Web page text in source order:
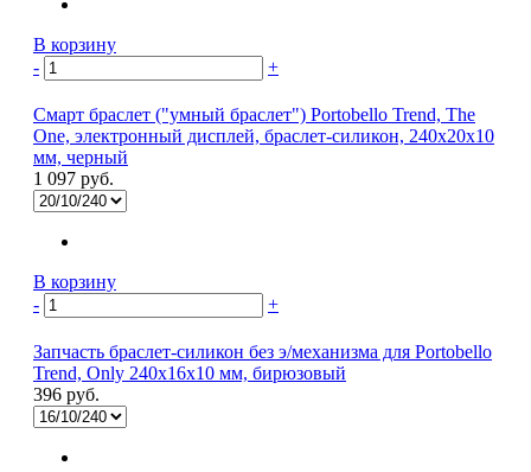
В корзину
-
+
Смарт браслет ("умный браслет") Portobello Trend, The
One, электронный дисплей, браслет-силикон, 240x20x10
мм, черный
1 097 руб.
В корзину
-
+
Запчасть браслет-силикон без э/механизма для Portobello
Trend, Only 240x16x10 мм, бирюзовый
396 руб.